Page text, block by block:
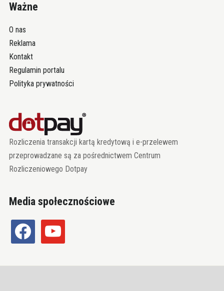
Ważne
O nas
Reklama
Kontakt
Regulamin portalu
Polityka prywatności
Rozliczenia transakcji kartą kredytową i e-przelewem
przeprowadzane są za pośrednictwem Centrum
Rozliczeniowego Dotpay
Media społecznościowe
facebook youtube